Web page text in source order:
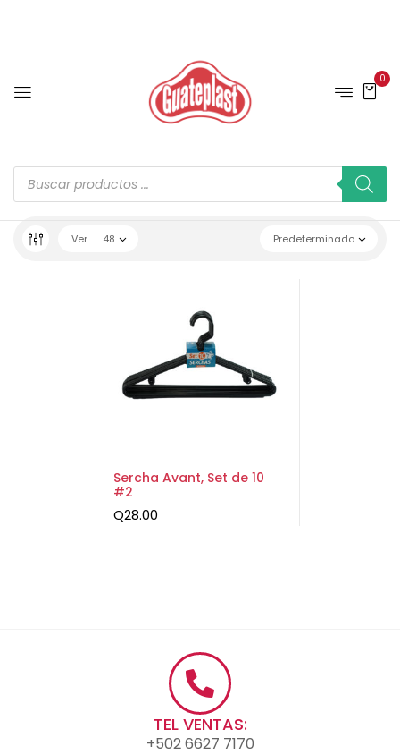
0
Predeterminado
Ver 48
Sercha Avant, Set de 10
#2
Q28.00
TEL VENTAS:
+502 6627 7170